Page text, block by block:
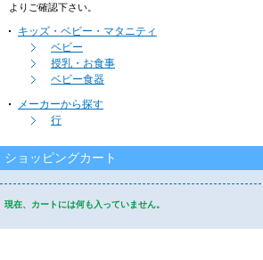
よりご確認下さい。
キッズ・ベビー・マタニティ
ベビー
授乳・お食事
ベビー食器
メーカーから探す
行
ショッピングカート
現在、カートには何も入っていません。